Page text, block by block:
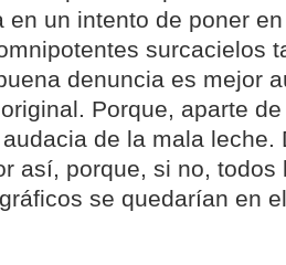
en un intento de poner
surcacielos
denuncia es mejor
Porque, aparte
de la mala leche.
así, porque, si no, todos
se quedarían en